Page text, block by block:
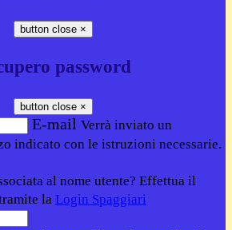
button close ×
password
button close ×
E-mail Verrà inviato un
indicato con le istruzioni necessarie.
al nome utente? Effettua il
la Login Spaggiari